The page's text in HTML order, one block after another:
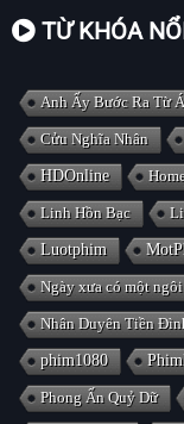
TỪ KHÓA
Anh Ấy Bước Ra Từ
Cửu Nghĩa Nhân
HDOnline
Linh Hồn Bạc
Luotphim
Ngày xưa có một ngôi
Nhân Duyên Tiền
phim1080
Phong Ấn Quỷ Dữ